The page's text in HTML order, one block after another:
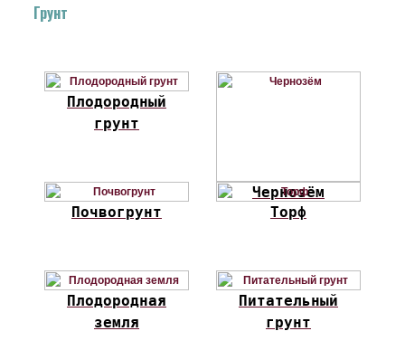
Грунт
Плодородный
грунт
Чернозём
Почвогрунт
Торф
Плодородная
земля
Питательный
грунт